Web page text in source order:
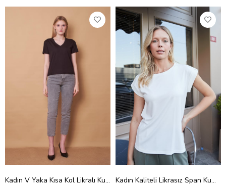
Kadın V Yaka Kısa Kol Likralı Kumaş Şık Bluz-Siyah
Kadın Kaliteli Likrasız Span Kumaş Geniş Sıfır Yaka Duble Kollu Apoletli Düğmeli T-shirt Bluz-Krem